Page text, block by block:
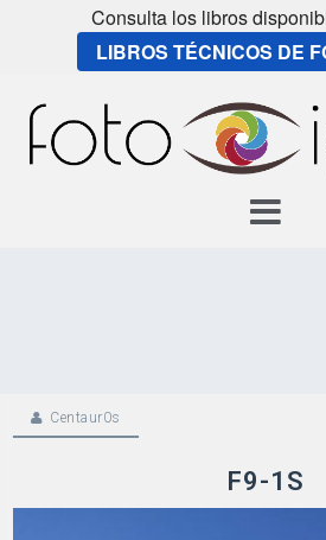
Consulta los libros
LIBROS TÉCNICOS DE
content
Centaur0s
F9-1S